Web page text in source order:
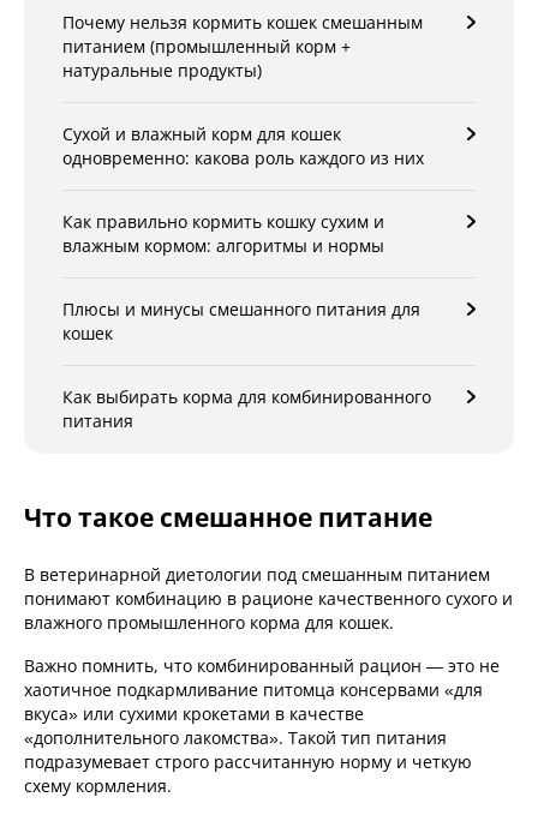
Почему нельзя кормить кошек смешанным
питанием (промышленный корм +
натуральные продукты)
Сухой и влажный корм для кошек
одновременно: какова роль каждого из них
Как правильно кормить кошку сухим и
влажным кормом: алгоритмы и нормы
Плюсы и минусы смешанного питания для
кошек
Как выбирать корма для комбинированного
питания
Что такое смешанное питание
В ветеринарной диетологии под смешанным питанием
понимают комбинацию в рационе качественного сухого и
влажного промышленного корма для кошек.
Важно помнить, что комбинированный рацион — это не
хаотичное подкармливание питомца консервами «для
вкуса» или сухими крокетами в качестве
«дополнительного лакомства». Такой тип питания
подразумевает строго рассчитанную норму и четкую
схему кормления.